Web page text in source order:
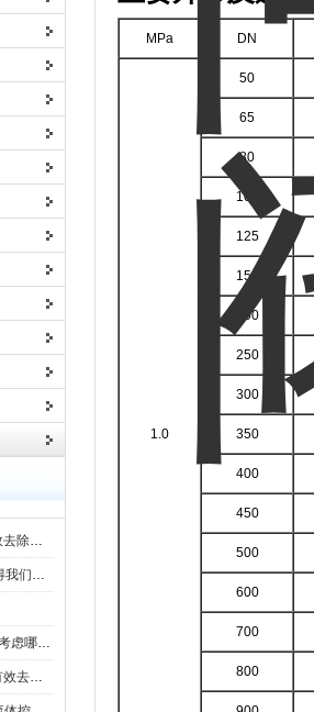
全自动反冲洗过滤器能有效去除过滤介质上的杂质
RXG过滤器有哪些特点值得我们选择？
DLXL旋流除砂器选型时需考虑哪些因素？
全自动反冲洗过滤器能够有效去除不同粒径的固体杂
MPa DN
1.0
50
65
80
100
125
150
200
250
300
350
400
450
500
600
700
800